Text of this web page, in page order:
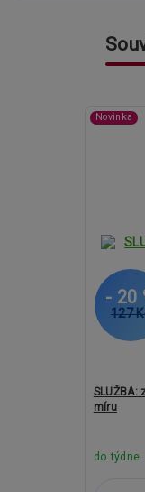
Novinka
127
- 20
míru
do týdne